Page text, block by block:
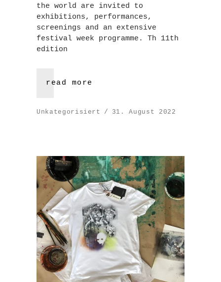
the world are invited to
exhibitions, performances,
screenings and an extensive
festival week programme. Th 11th
edition
read more
Unkategorisiert 31. August 2022